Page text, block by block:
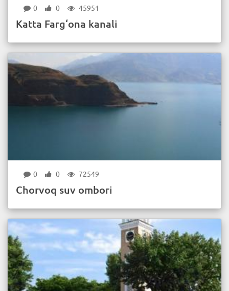
0 0 45951
Katta Farg‘ona kanali
0 0 72549
Chorvoq suv ombori